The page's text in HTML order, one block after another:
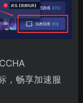
，畅享加速服